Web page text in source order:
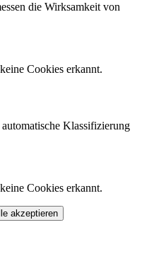
die Wirksamkeit von
Cookies erkannt.
Klassifizierung
Cookies erkannt.
akzeptieren